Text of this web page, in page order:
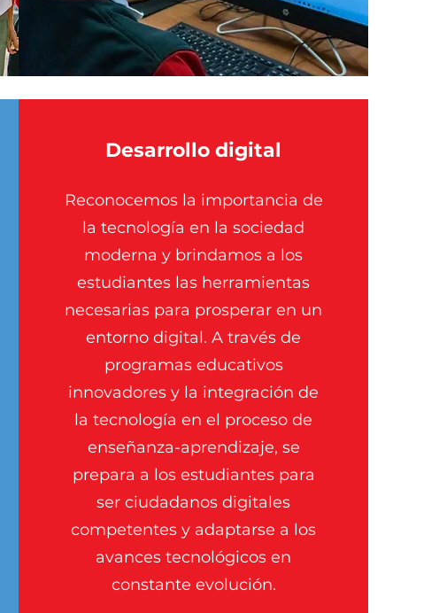
Desarrollo digital
Reconocemos la importancia de
la tecnología en la sociedad
moderna y brindamos a los
estudiantes las herramientas
necesarias para prosperar en un
entorno digital. A través de
programas educativos
innovadores y la integración de
la tecnología en el proceso de
enseñanza-aprendizaje, se
prepara a los estudiantes para
ser ciudadanos digitales
competentes y adaptarse a los
avances tecnológicos en
constante evolución.